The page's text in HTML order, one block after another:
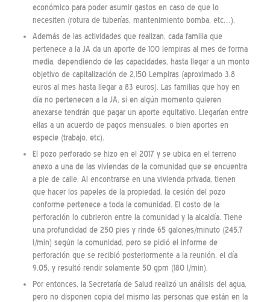
económico para poder asumir gastos en caso de que lo
necesiten (rotura de tuberías, mantenimiento bomba, etc…).
Además de las actividades que realizan, cada familia que
pertenece a la JA da un aporte de 100 lempiras al mes de forma
media, dependiendo de las capacidades, hasta llegar a un monto
objetivo de capitalización de 2,150 Lempiras (aproximado 3,8
euros al mes hasta llegar a 83 euros). Las familias que hoy en
día no pertenecen a la JA, si en algún momento quieren
anexarse tendrán que pagar un aporte equitativo. Llegarían entre
ellas a un acuerdo de pagos mensuales, o bien aportes en
especie (trabajo, etc).
El pozo perforado se hizo en el 2017 y se ubica en el terreno
anexo a una de las viviendas de la comunidad que se encuentra
a pie de calle. Al encontrarse en una vivienda privada, tienen
que hacer los papeles de la propiedad, la cesión del pozo
conforme pertenece a toda la comunidad. El costo de la
perforación lo cubrieron entre la comunidad y la alcaldía. Tiene
una profundidad de 250 pies y rinde 65 galones/minuto (245,7
l/min) según la comunidad, pero se pidió el informe de
perforación que se recibió posteriormente a la reunión, el día
9.05, y resultó rendir solamente 50 gpm (180 l/min).
Por entonces, la Secretaría de Salud realizó un análisis del agua,
pero no disponen copia del mismo las personas que están en la